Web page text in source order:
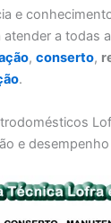
e
a todas
,conserto,
.
e